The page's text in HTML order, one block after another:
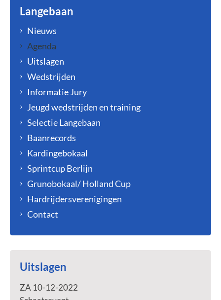
Langebaan
Nieuws
Agenda
Uitslagen
Wedstrijden
Informatie Jury
Jeugd wedstrijden en training
Selectie Langebaan
Baanrecords
Kardingebokaal
Sprintcup Berlijn
Grunobokaal/ Holland Cup
Hardrijdersverenigingen
Contact
Uitslagen
ZA 10-12-2022